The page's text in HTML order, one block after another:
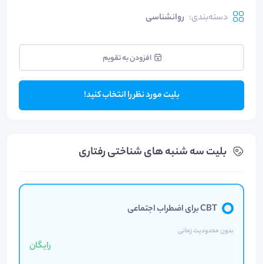
دسته‌بندی: روانشناسی
افزودن به تقویم
بلیت مورد نظر را انتخاب کنید!
بلیت‌ سه شنبه های شناختی رفتاری
CBT برای اضطراب اجتماعی
بدون محدودیت زمانی
رایگان